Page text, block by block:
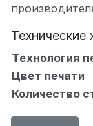
Технические
Технология
Цвет печати
Количество